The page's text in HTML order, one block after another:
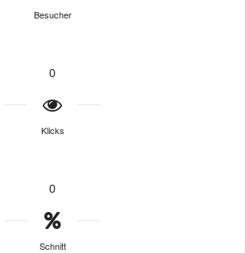
Besucher
0
Klicks
0
Schnitt